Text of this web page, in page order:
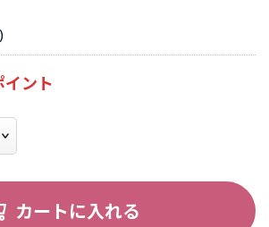
カートに入れる